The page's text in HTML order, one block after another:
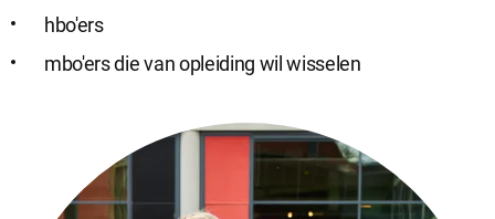
hbo'ers
mbo'ers die van opleiding wil wisselen